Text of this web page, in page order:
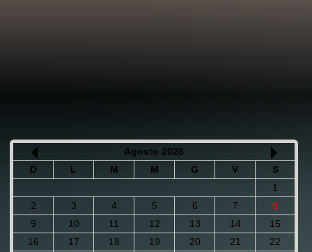
Agosto 2026
D
L M M G V
S
1
2
3 4 5 6 7
8
9
10 11 12 13 14
15
16
17 18 19 20 21
22